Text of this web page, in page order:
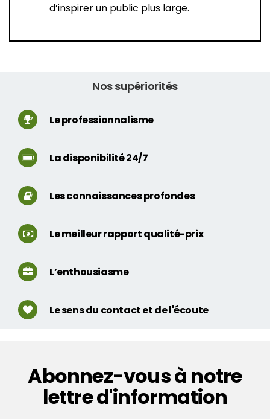
d’inspirer un public plus large.
Nos supériorités
Le professionnalisme
La disponibilité 24/7
Les connaissances profondes
Le meilleur rapport qualité-prix
L’enthousiasme
Le sens du contact et de l'écoute
Abonnez-vous à notre
lettre d'information